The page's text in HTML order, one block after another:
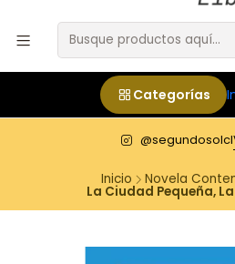
Categorías
@segundosolcl
Inicio Novela
La Ciudad Pequeña,